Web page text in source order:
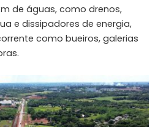
de águas, como drenos,
e dissipadores de energia,
como bueiros, galerias